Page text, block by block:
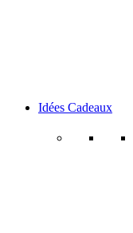
Idées Cadeaux